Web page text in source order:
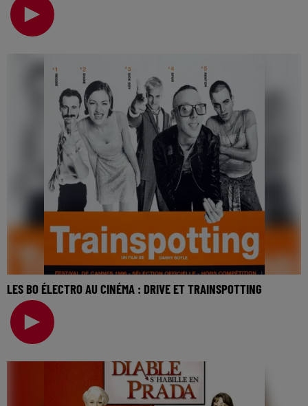
cinéma… Puisqu’on parle de cinéma cette semaine
LES BO ÉLECTRO AU CINÉMA : DRIVE ET TRAINSPOTTING
La music story du jour c’est celle des BO électro au
cinéma… Il y a des films qui marquent, par leur